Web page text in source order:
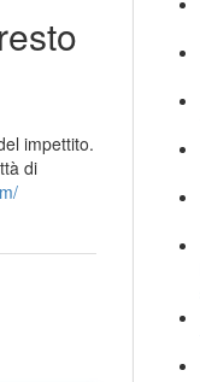
impettito.
di